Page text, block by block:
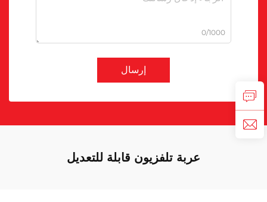
0/1000
إرسال
عربة تلفزيون قابلة للتعديل